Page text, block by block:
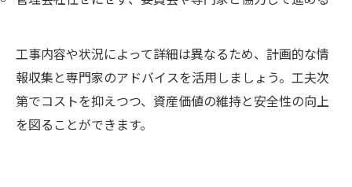
工事内容や状況によって詳細は異なるため、計画的な情
報収集と専門家のアドバイスを活用しましょう。工夫次
第でコストを抑えつつ、資産価値の維持と安全性の向上
を図ることができます。